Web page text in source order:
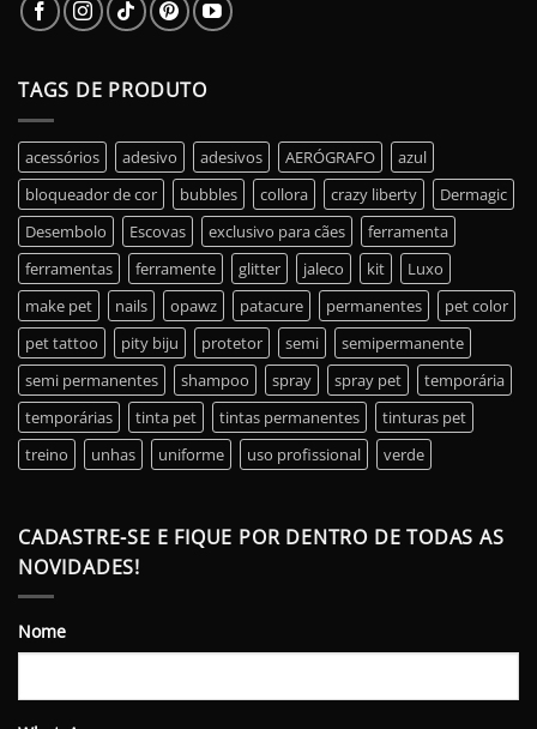
TAGS DE PRODUTO
acessórios adesivo adesivos AERÓGRAFO
azul
bloqueador de cor
bubbles collora crazy liberty
Dermagic
Desembolo
Escovas exclusivo para cães
ferramenta
ferramentas
ferramente glitter jaleco kit
Luxo
make pet
nails opawz patacure permanentes
pet color
pet tattoo
pity biju protetor semi
semipermanente
semi permanentes
shampoo spray spray pet
temporária
temporárias
tinta pet tintas permanentes
tinturas pet
treino
unhas uniforme uso profissional verde
CADASTRE-SE E FIQUE POR DENTRO DE TODAS AS
NOVIDADES!
Nome